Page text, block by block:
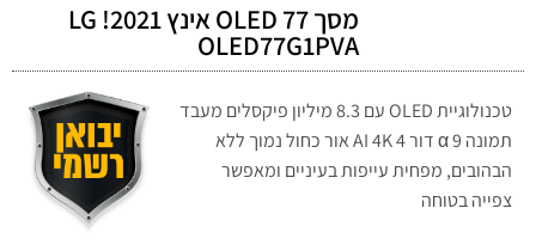
מסך OLED 77 אינץ LG !2021
OLED77G1PVA
טכנולוגיית OLED עם 8.3 מיליון פיקסלים מעבד
תמונה 9 α דור 4 AI 4K אור כחול נמוך ללא
הבהובים, מפחית עייפות בעיניים ומאפשר
צפייה בטוחה